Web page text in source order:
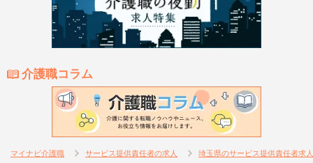
介護職コラム
マイナビ介護職 サービス提供責任者の求人 埼玉県のサービス提供責任者求人